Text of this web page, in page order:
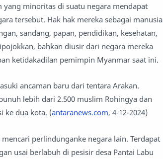
minoritas di suatu negara mendapat
tersebut. Hak hak mereka sebagai manusia
sandang, papan, pendidikan, kesehatan,
bahkan diusir dari negara mereka
ketidakadilan pemimpin Myanmar saat ini.
ancaman baru dari tentara Arakan.
lebih dari 2.500 muslim Rohingya dan
ke dua kota. (antaranews.com, 4-12-2024)
perlindunganke negara lain. Terdapat
usai berlabuh di pesisir desa Pantai Labu